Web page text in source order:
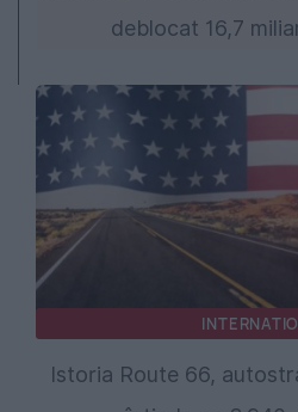
deblocat 16,7
Istoria Route 66,